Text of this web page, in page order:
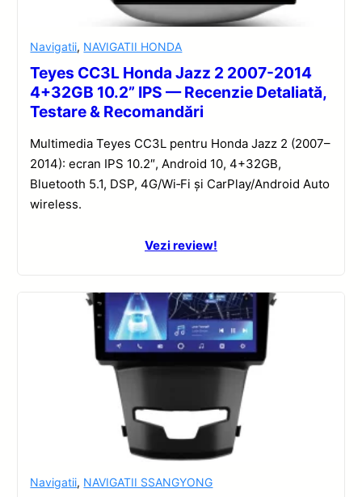
Navigatii, NAVIGATII HONDA
Teyes CC3L Honda Jazz 2 2007-2014
4+32GB 10.2” IPS — Recenzie Detaliată,
Testare & Recomandări
Multimedia Teyes CC3L pentru Honda Jazz 2 (2007–
2014): ecran IPS 10.2″, Android 10, 4+32GB,
Bluetooth 5.1, DSP, 4G/Wi‑Fi și CarPlay/Android Auto
wireless.
Vezi review!
Navigatii, NAVIGATII SSANGYONG